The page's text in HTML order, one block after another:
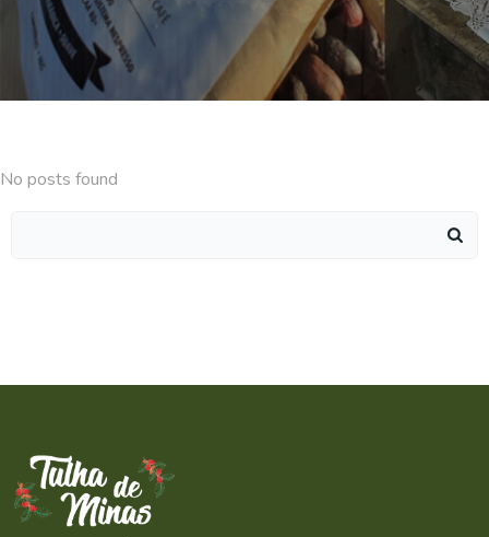
No posts found